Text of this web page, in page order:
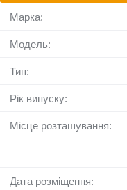
Марка:
Модель:
Тип:
Рік випуску:
Місце розташування:
Дата розміщення: